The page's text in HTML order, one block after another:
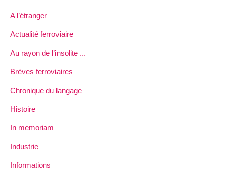
A l’étranger
Actualité ferroviaire
Au rayon de l’insolite ...
Brèves ferroviaires
Chronique du langage
Histoire
In memoriam
Industrie
Informations